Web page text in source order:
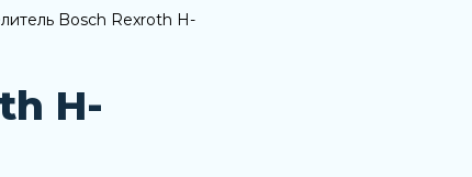
Bosch Rexroth H-
H-